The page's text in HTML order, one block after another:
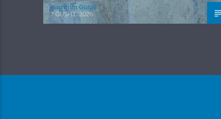
Kushtrim Guraj
7 GUSHT, 2026